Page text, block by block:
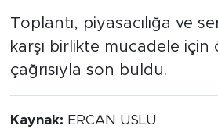
Toplantı, piyasacılığa ve
karşı birlikte mücadele
çağrısıyla son buldu.
Kaynak: ERCAN ÜSLÜ